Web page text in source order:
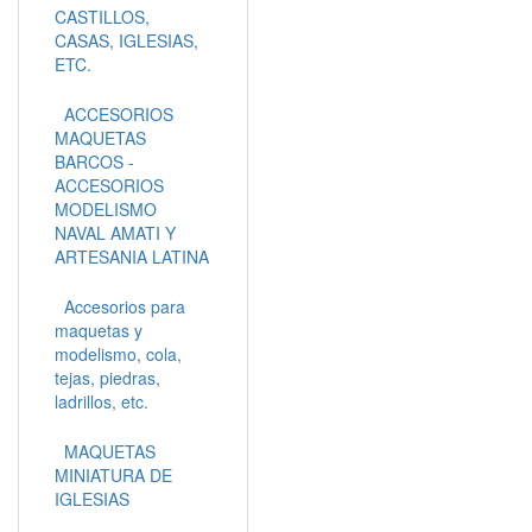
CASTILLOS,
CASAS, IGLESIAS,
ETC.
ACCESORIOS
MAQUETAS
BARCOS -
ACCESORIOS
MODELISMO
NAVAL AMATI Y
ARTESANIA LATINA
Accesorios para
maquetas y
modelismo, cola,
tejas, piedras,
ladrillos, etc.
MAQUETAS
MINIATURA DE
IGLESIAS